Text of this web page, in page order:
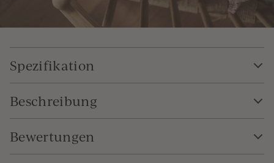
Spezifikation
Beschreibung
Bewertungen